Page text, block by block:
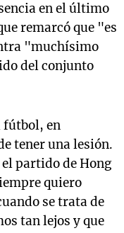
en el último
remarcó que "es
"muchísimo
del conjunto
fútbol, en
tener una lesión.
partido de Hong
quiero
se trata de
tan lejos y que